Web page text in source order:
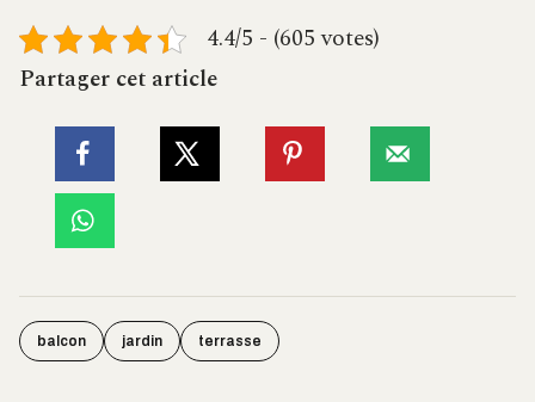
4.4/5 - (605 votes)
Partager cet article
balcon jardin terrasse